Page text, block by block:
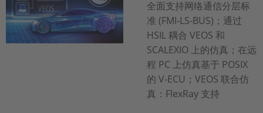
全面支持网络通信分层标
准 (FMI‑LS‑BUS)；通过
HSIL 耦合 VEOS 和
SCALEXIO 上的仿真；在远
程 PC 上仿真基于 POSIX
的 V-ECU；VEOS 联合仿
真：FlexRay 支持